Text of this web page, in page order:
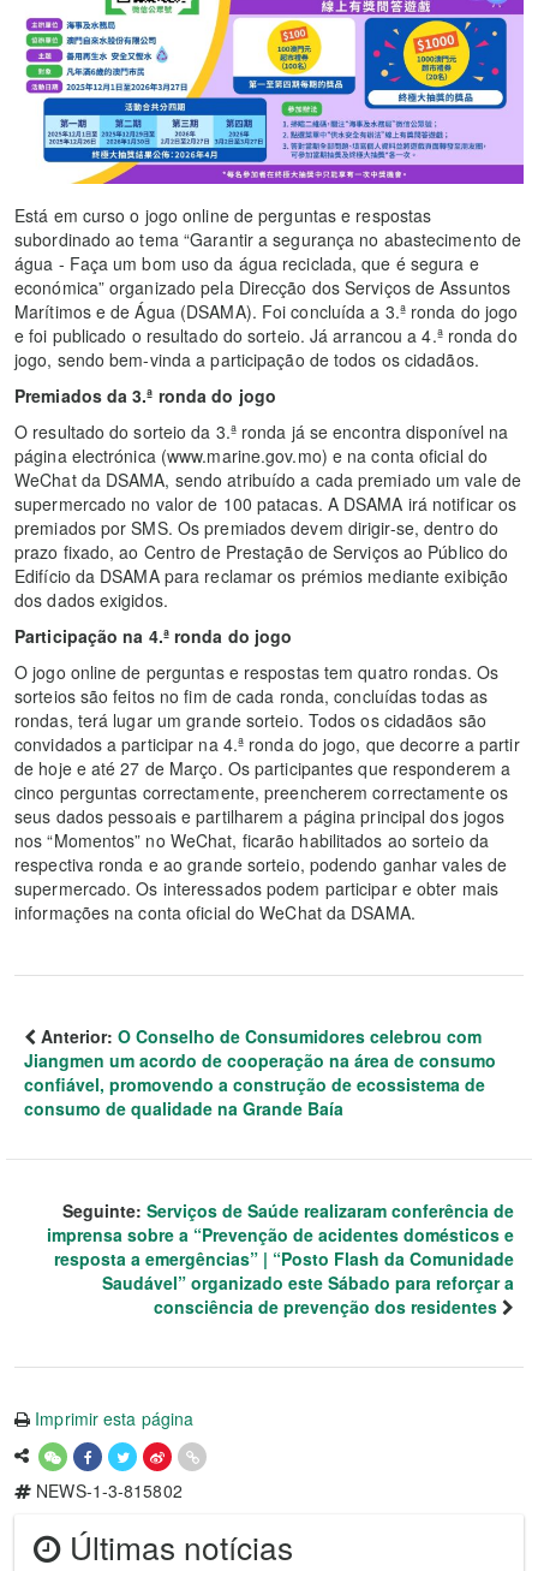
Está em curso o jogo online de perguntas e respostas
subordinado ao tema “Garantir a segurança no abastecimento de
água - Faça um bom uso da água reciclada, que é segura e
económica” organizado pela Direcção dos Serviços de Assuntos
Marítimos e de Água (DSAMA). Foi concluída a 3.ª ronda do jogo
e foi publicado o resultado do sorteio. Já arrancou a 4.ª ronda do
jogo, sendo bem-vinda a participação de todos os cidadãos.
Premiados da 3.ª ronda do jogo
O resultado do sorteio da 3.ª ronda já se encontra disponível na
página electrónica (www.marine.gov.mo) e na conta oficial do
WeChat da DSAMA, sendo atribuído a cada premiado um vale de
supermercado no valor de 100 patacas. A DSAMA irá notificar os
premiados por SMS. Os premiados devem dirigir-se, dentro do
prazo fixado, ao Centro de Prestação de Serviços ao Público do
Edifício da DSAMA para reclamar os prémios mediante exibição
dos dados exigidos.
Participação na 4.ª ronda do jogo
O jogo online de perguntas e respostas tem quatro rondas. Os
sorteios são feitos no fim de cada ronda, concluídas todas as
rondas, terá lugar um grande sorteio. Todos os cidadãos são
convidados a participar na 4.ª ronda do jogo, que decorre a partir
de hoje e até 27 de Março. Os participantes que responderem a
cinco perguntas correctamente, preencherem correctamente os
seus dados pessoais e partilharem a página principal dos jogos
nos “Momentos” no WeChat, ficarão habilitados ao sorteio da
respectiva ronda e ao grande sorteio, podendo ganhar vales de
supermercado. Os interessados podem participar e obter mais
informações na conta oficial do WeChat da DSAMA.
Anterior: O Conselho de Consumidores celebrou com
Jiangmen um acordo de cooperação na área de consumo
confiável, promovendo a construção de ecossistema de
consumo de qualidade na Grande Baía
Seguinte: Serviços de Saúde realizaram conferência de
imprensa sobre a “Prevenção de acidentes domésticos e
resposta a emergências” | “Posto Flash da Comunidade
Saudável” organizado este Sábado para reforçar a
consciência de prevenção dos residentes
Imprimir esta página
NEWS-1-3-815802
Últimas notícias